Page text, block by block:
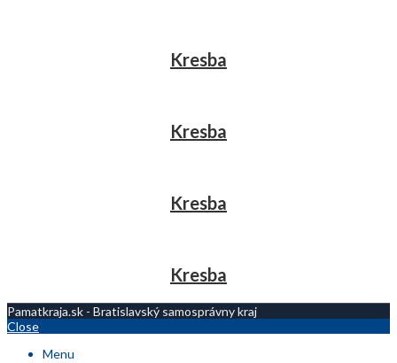
Kresba
Kresba
Kresba
Kresba
Pamatkraja.sk - Bratislavský samosprávny kraj
Close
Menu